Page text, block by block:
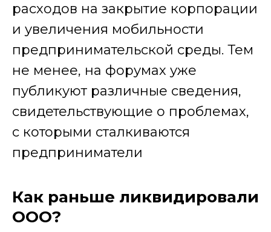
расходов на закрытие корпорации
и увеличения мобильности
предпринимательской среды. Тем
не менее, на форумах уже
публикуют различные сведения,
свидетельствующие о проблемах,
с которыми сталкиваются
предприниматели
Как раньше ликвидировали
ООО?